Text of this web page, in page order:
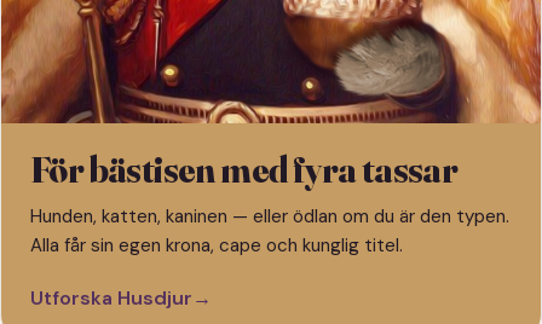
För bästisen med fyra tassar
Hunden, katten, kaninen — eller ödlan om du är den typen.
Alla får sin egen krona, cape och kunglig titel.
Utforska Husdjur→